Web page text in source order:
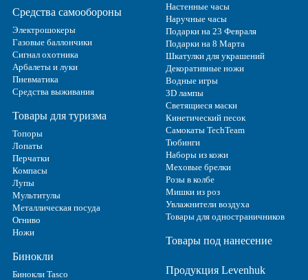
Средства самообороны
Электрошокеры
Газовые баллончики
Сигнал охотника
Арбалеты и луки
Пневматика
Средства выживания
Товары для туризма
Топоры
Лопаты
Перчатки
Компасы
Лупы
Мультитулы
Металлическая посуда
Огниво
Ножи
Бинокли
Бинокли Tasco
Настенные часы
Наручные часы
Подарки на 23 Февраля
Подарки на 8 Марта
Шкатулки для украшений
Декоративные ножи
Водные игры
3D лампы
Светящиеся маски
Кинетический песок
Самокаты TechTeam
Тюбинги
Наборы из кожи
Меховые брелки
Розы в колбе
Мишки из роз
Увлажнители воздуха
Товары для одностраничников
Товары под нанесение
Продукция Levenhuk